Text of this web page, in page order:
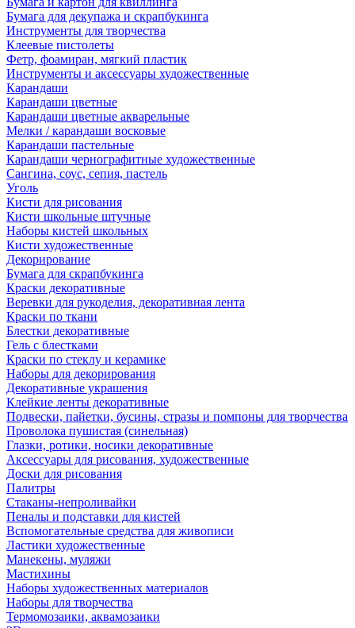
Бумага для декупажа и скрапбукинга
Инструменты для творчества
Клеевые пистолеты
Фетр, фоамиран, мягкий пластик
Инструменты и аксессуары художественные
Карандаши
Карандаши цветные
Карандаши цветные акварельные
Мелки / карандаши восковые
Карандаши пастельные
Карандаши чернографитные художественные
Сангина, соус, сепия, пастель
Уголь
Кисти для рисования
Кисти школьные штучные
Наборы кистей школьных
Кисти художественные
Декорирование
Бумага для скрапбукинга
Краски декоративные
Веревки для рукоделия, декоративная лента
Краски по ткани
Блестки декоративные
Гель с блестками
Краски по стеклу и керамике
Наборы для декорирования
Декоративные украшения
Клейкие ленты декоративные
Подвески, пайетки, бусины, стразы и помпоны для творчества
Проволока пушистая (синельная)
Глазки, ротики, носики декоративные
Аксессуары для рисования, художественные
Доски для рисования
Палитры
Стаканы-непроливайки
Пеналы и подставки для кистей
Вспомогательные средства для живописи
Ластики художественные
Манекены, муляжи
Мастихины
Наборы художественных материалов
Наборы для творчества
Термомозаики, аквамозаики